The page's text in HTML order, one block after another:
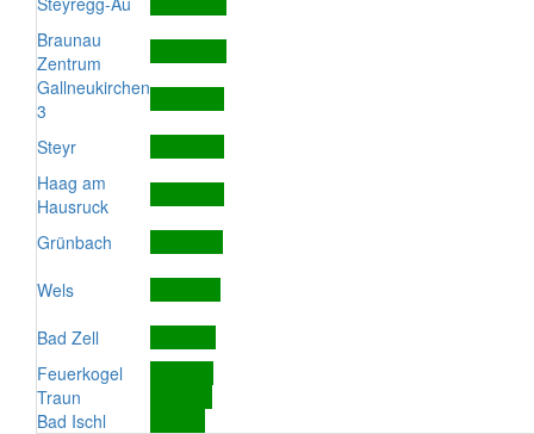
Braunau
Zentrum
Gallneukirchen
3
Steyr
Haag am
Hausruck
Grünbach
Wels
Bad Zell
Feuerkogel
Traun
Bad Ischl